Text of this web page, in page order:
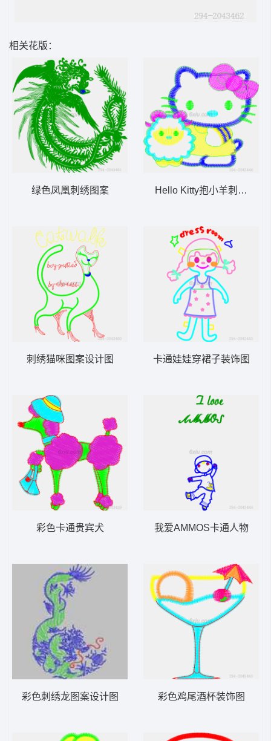
相关花版：
绿色凤凰刺绣图案
刺绣猫咪图案设计图
彩色卡通贵宾犬
彩色刺绣龙图案设计图
Hello Kitty抱小羊刺绣图案
卡通娃娃穿裙子装饰图
我爱AMMOS卡通人物
彩色鸡尾酒杯装饰图